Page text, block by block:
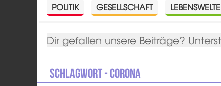
POLITIK GESELLSCHAFT
Dir gefallen unsere Beiträge?
Schlagwort - Corona